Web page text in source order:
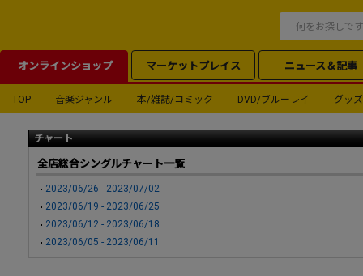
オンラインショップ マーケットプレイス ニュース＆記事
TOP 音楽ジャンル 本/雑誌/コミック DVD/ブルーレイ グッズ
チャート
全店総合シングルチャート一覧
2023/06/26 - 2023/07/02
2023/06/19 - 2023/06/25
2023/06/12 - 2023/06/18
2023/06/05 - 2023/06/11